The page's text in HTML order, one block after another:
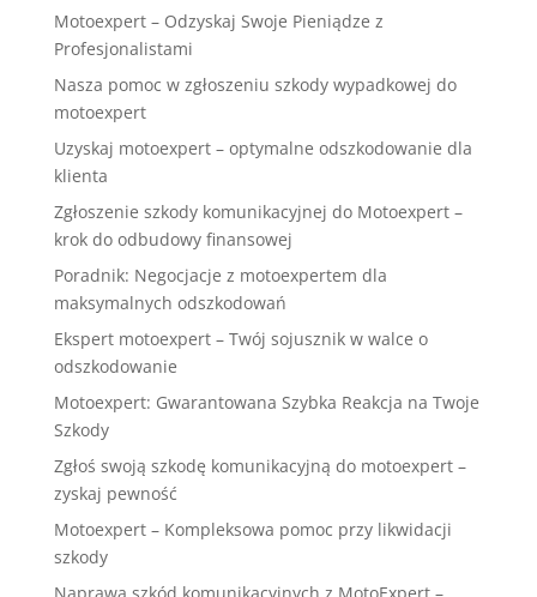
Motoexpert – Odzyskaj Swoje Pieniądze z
Profesjonalistami
Nasza pomoc w zgłoszeniu szkody wypadkowej do
motoexpert
Uzyskaj motoexpert – optymalne odszkodowanie dla
klienta
Zgłoszenie szkody komunikacyjnej do Motoexpert –
krok do odbudowy finansowej
Poradnik: Negocjacje z motoexpertem dla
maksymalnych odszkodowań
Ekspert motoexpert – Twój sojusznik w walce o
odszkodowanie
Motoexpert: Gwarantowana Szybka Reakcja na Twoje
Szkody
Zgłoś swoją szkodę komunikacyjną do motoexpert –
zyskaj pewność
Motoexpert – Kompleksowa pomoc przy likwidacji
szkody
Naprawa szkód komunikacyjnych z MotoExpert –